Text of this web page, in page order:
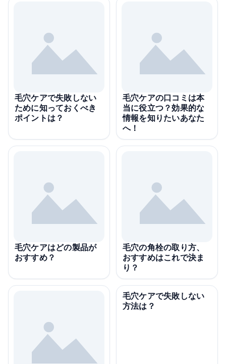
毛穴ケアで失敗しない
ために知っておくべき
ポイントは？
毛穴ケアの口コミは本
当に役立つ？効果的な
情報を知りたいあなた
へ！
毛穴ケアはどの製品が
おすすめ？
毛穴の角栓の取り方、
おすすめはこれで決ま
り？
毛穴ケアで失敗しない
方法は？